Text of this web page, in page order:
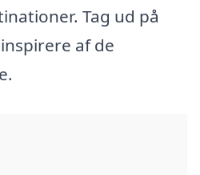
Tag ud på
af de